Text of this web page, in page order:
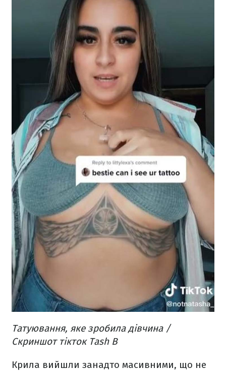
Татуювання, яке зробила дівчина /
Скриншот тікток Tash B
Крила вийшли занадто масивними, що не